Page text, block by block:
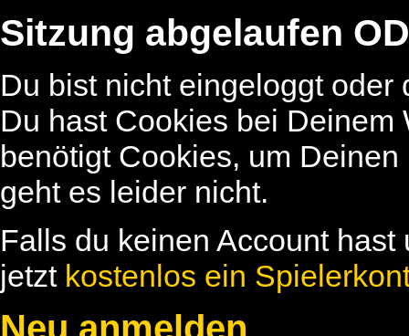
Sitzung abgelaufen
Du bist nicht eingeloggt
Du hast Cookies bei
benötigt Cookies, um
geht es leider nicht.
Falls du keinen Account
jetzt kostenlos ein
Neu anmelden